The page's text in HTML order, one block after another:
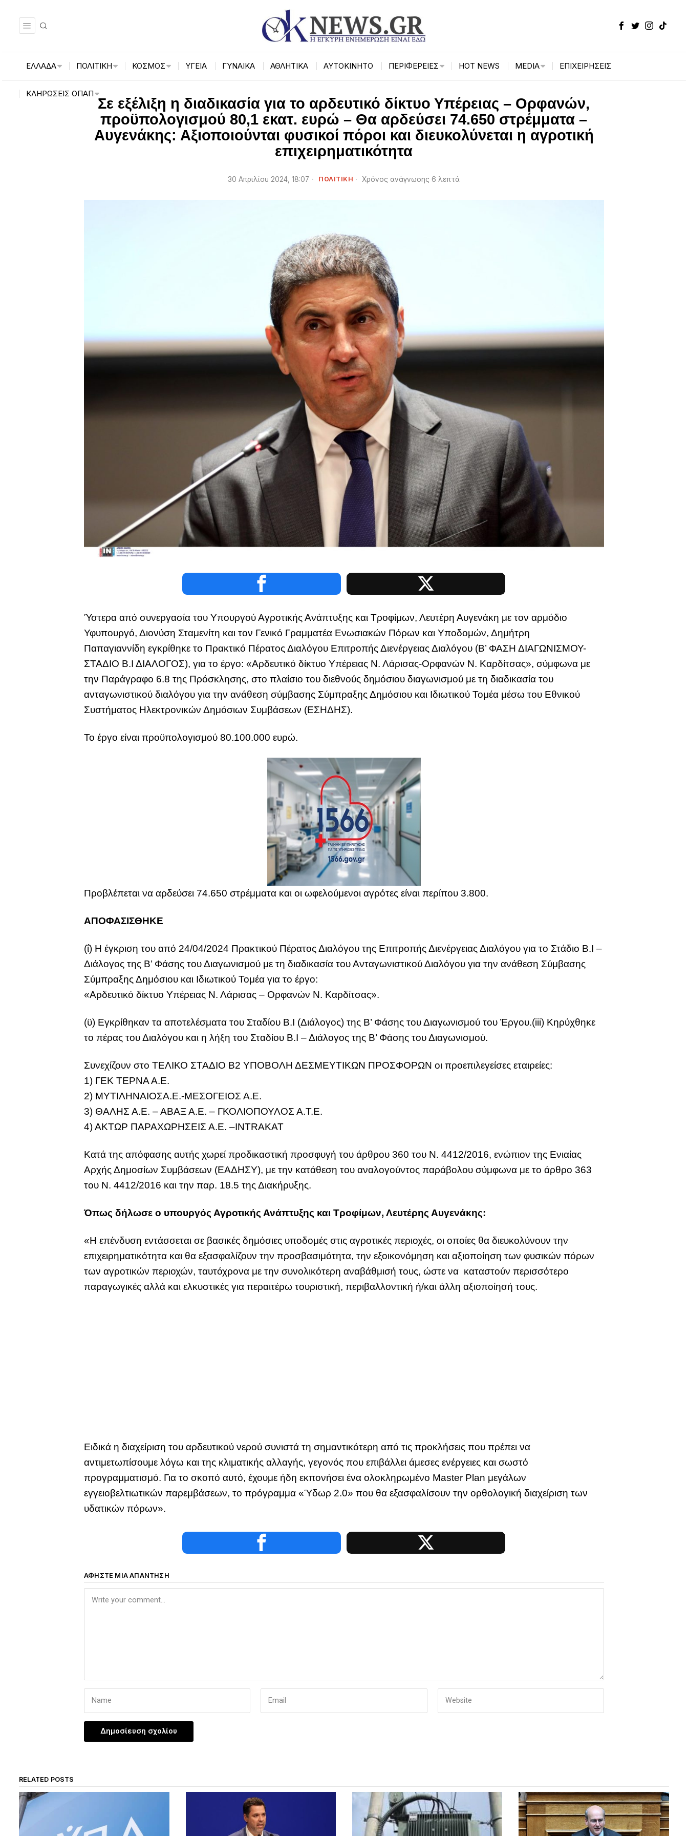
ΕΛΛΑΔΑ ΠΟΛΙΤΙΚΗ ΚΟΣΜΟΣ ΥΓΕΙΑ ΓΥΝΑΙΚΑ ΑΘΛΗΤΙΚΑ ΑΥΤΟΚΙΝΗΤΟ ΠΕΡΙΦΈΡΕΙΕΣ HOT NEWS MEDIA ΕΠΙΧΕΙΡΉΣΕΙΣ
ΚΛΗΡΏΣΕΙΣ ΟΠΑΠ
Σε εξέλιξη η διαδικασία για το αρδευτικό δίκτυο Υπέρειας – Ορφανών,
προϋπολογισμού 80,1 εκατ. ευρώ – Θα αρδεύσει 74.650 στρέμματα –
Αυγενάκης: Αξιοποιούνται φυσικοί πόροι και διευκολύνεται η αγροτική
επιχειρηματικότητα
30 Απριλίου 2024, 18:07 ΠΟΛΙΤΙΚΗ Χρόνος ανάγνωσης 6 λεπτά
Ύστερα από συνεργασία του Υπουργού Αγροτικής Ανάπτυξης και Τροφίμων, Λευτέρη Αυγενάκη με τον αρμόδιο
Υφυπουργό, Διονύση Σταμενίτη και τον Γενικό Γραμματέα Ενωσιακών Πόρων και Υποδομών, Δημήτρη
Παπαγιαννίδη εγκρίθηκε το Πρακτικό Πέρατος Διαλόγου Επιτροπής Διενέργειας Διαλόγου (Β’ ΦΑΣΗ ΔΙΑΓΩΝΙΣΜΟΥ-
ΣΤΑΔΙΟ Β.Ι ΔΙΑΛΟΓΟΣ), για το έργο: «Αρδευτικό δίκτυο Υπέρειας Ν. Λάρισας-Ορφανών Ν. Καρδίτσας», σύμφωνα με
την Παράγραφο 6.8 της Πρόσκλησης, στο πλαίσιο του διεθνούς δημόσιου διαγωνισμού με τη διαδικασία του
ανταγωνιστικού διαλόγου για την ανάθεση σύμβασης Σύμπραξης Δημόσιου και Ιδιωτικού Τομέα μέσω του Εθνικού
Συστήματος Ηλεκτρονικών Δημόσιων Συμβάσεων (ΕΣΗΔΗΣ).
Το έργο είναι προϋπολογισμού 80.100.000 ευρώ.
Προβλέπεται να αρδεύσει 74.650 στρέμματα και οι ωφελούμενοι αγρότες είναι περίπου 3.800.
ΑΠΟΦΑΣΙΣΘΗΚΕ
(ΐ) Η έγκριση του από 24/04/2024 Πρακτικού Πέρατος Διαλόγου της Επιτροπής Διενέργειας Διαλόγου για το Στάδιο Β.Ι –
Διάλογος της Β’ Φάσης του Διαγωνισμού με τη διαδικασία του Ανταγωνιστικού Διαλόγου για την ανάθεση Σύμβασης
Σύμπραξης Δημόσιου και Ιδιωτικού Τομέα για το έργο:
«Αρδευτικό δίκτυο Υπέρειας Ν. Λάρισας – Ορφανών Ν. Καρδίτσας».
(ϋ) Εγκρίθηκαν τα αποτελέσματα του Σταδίου Β.Ι (Διάλογος) της Β’ Φάσης του Διαγωνισμού του Έργου.(iii) Κηρύχθηκε
το πέρας του Διαλόγου και η λήξη του Σταδίου Β.Ι – Διάλογος της Β’ Φάσης του Διαγωνισμού.
Συνεχίζουν στο ΤΕΛΙΚΟ ΣΤΑΔΙΟ Β2 ΥΠΟΒΟΛΗ ΔΕΣΜΕΥΤΙΚΩΝ ΠΡΟΣΦΟΡΩΝ οι προεπιλεγείσες εταιρείες:
1) ΓΕΚ ΤΕΡΝΑ Α.Ε.
2) ΜΥΤΙΛΗΝΑΙΟΣΑ.Ε.-ΜΕΣΟΓΕΙΟΣ Α.Ε.
3) ΘΑΛΗΣ Α.Ε. – ΑΒΑΞ Α.Ε. – ΓΚΟΛΙΟΠΟΥΛΟΣ Α.Τ.Ε.
4) ΑΚΤΩΡ ΠΑΡΑΧΩΡΗΣΕΙΣ Α.Ε. –INTRAKAT
Κατά της απόφασης αυτής χωρεί προδικαστική προσφυγή του άρθρου 360 του Ν. 4412/2016, ενώπιον της Ενιαίας
Αρχής Δημοσίων Συμβάσεων (ΕΑΔΗΣΥ), με την κατάθεση του αναλογούντος παράβολου σύμφωνα με το άρθρο 363
του Ν. 4412/2016 και την παρ. 18.5 της Διακήρυξης.
Όπως δήλωσε ο υπουργός Αγροτικής Ανάπτυξης και Τροφίμων, Λευτέρης Αυγενάκης:
«Η επένδυση εντάσσεται σε βασικές δημόσιες υποδομές στις αγροτικές περιοχές, οι οποίες θα διευκολύνουν την
επιχειρηματικότητα και θα εξασφαλίζουν την προσβασιμότητα, την εξοικονόμηση και αξιοποίηση των φυσικών πόρων
των αγροτικών περιοχών, ταυτόχρονα με την συνολικότερη αναβάθμισή τους, ώστε να καταστούν περισσότερο
παραγωγικές αλλά και ελκυστικές για περαιτέρω τουριστική, περιβαλλοντική ή/και άλλη αξιοποίησή τους.
Ειδικά η διαχείριση του αρδευτικού νερού συνιστά τη σημαντικότερη από τις προκλήσεις που πρέπει να
αντιμετωπίσουμε λόγω και της κλιματικής αλλαγής, γεγονός που επιβάλλει άμεσες ενέργειες και σωστό
προγραμματισμό. Για το σκοπό αυτό, έχουμε ήδη εκπονήσει ένα ολοκληρωμένο Master Plan μεγάλων
εγγειοβελτιωτικών παρεμβάσεων, το πρόγραμμα «Ύδωρ 2.0» που θα εξασφαλίσουν την ορθολογική διαχείριση των
υδατικών πόρων».
ΑΦΉΣΤΕ ΜΙΑ ΑΠΆΝΤΗΣΗ
RELATED POSTS